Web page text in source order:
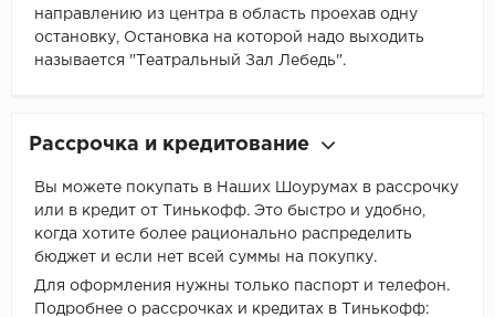
направлению из центра в область проехав одну
остановку, Остановка на которой надо выходить
называется "Театральный Зал Лебедь".
Рассрочка и кредитование
Вы можете покупать в Наших Шоурумах в рассрочку
или в кредит от Тинькофф. Это быстро и удобно,
когда хотите более рационально распределить
бюджет и если нет всей суммы на покупку.
Для оформления нужны только паспорт и телефон.
Подробнее о рассрочках и кредитах в Тинькофф: